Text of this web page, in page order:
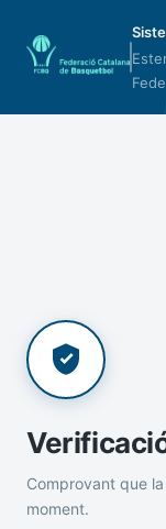
Comprovant que
moment.